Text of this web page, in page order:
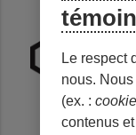
Le respect
nous.
(ex. :
contenus